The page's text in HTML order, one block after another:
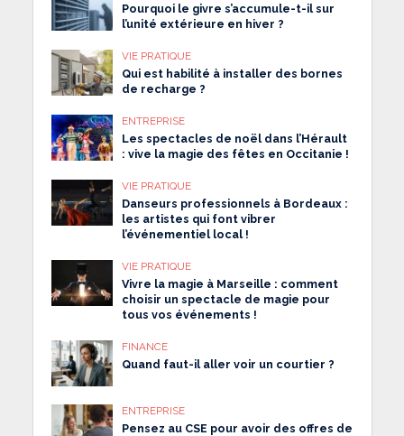
Pourquoi le givre s’accumule-t-il sur
l’unité extérieure en hiver ?
VIE PRATIQUE
Qui est habilité à installer des bornes
de recharge ?
ENTREPRISE
Les spectacles de noël dans l’Hérault
: vive la magie des fêtes en Occitanie !
VIE PRATIQUE
Danseurs professionnels à Bordeaux :
les artistes qui font vibrer
l’événementiel local !
VIE PRATIQUE
Vivre la magie à Marseille : comment
choisir un spectacle de magie pour
tous vos événements !
FINANCE
Quand faut-il aller voir un courtier ?
ENTREPRISE
Pensez au CSE pour avoir des offres de